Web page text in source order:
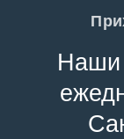
Наши